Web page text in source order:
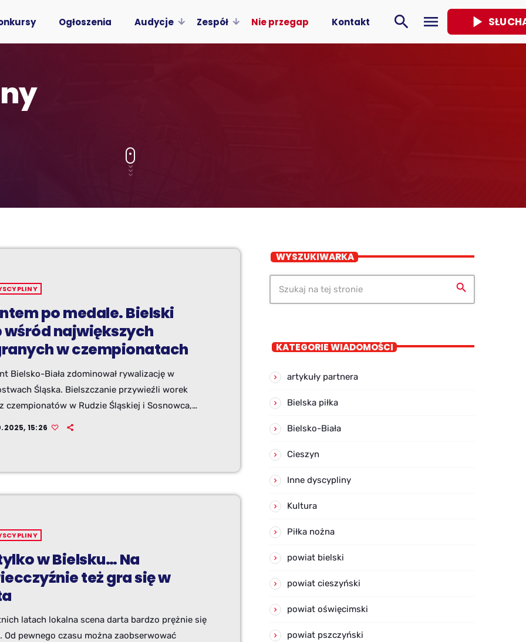
Ogłoszenia Audycje Zespół Nie przegap Kontakt search menu play_arrow
po medale. Bielski
wśród największych
w czempionatach
Bielsko-Biała zdominował rywalizację w
Śląska. Bielszczanie przywieźli worek
czempionatów w Rudzie Śląskiej i Sosnowca,
tym wiele rekordów życiowych. Sprawdźcie
15:26
w Bielsku… Na
też gra się w
latach lokalna scena darta bardzo prężnie się
Od pewnego czasu można zaobserwować
WYSZUKIWARKA
search
KATEGORIE WIADOMOŚCI
artykuły partnera
Bielska piłka
Bielsko-Biała
Cieszyn
Inne dyscypliny
Kultura
Piłka nożna
powiat bielski
powiat cieszyński
powiat oświęcimski
powiat pszczyński